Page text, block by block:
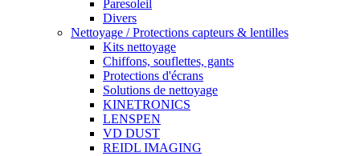
Paresoleil
Divers
Nettoyage / Protections capteurs & lentilles
Kits nettoyage
Chiffons, souflettes, gants
Protections d'écrans
Solutions de nettoyage
KINETRONICS
LENSPEN
VD DUST
REIDL IMAGING